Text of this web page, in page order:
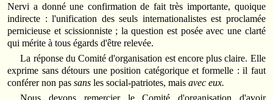
Nervi a donné une confirmation de fait très importante, quoique
indirecte : l'unification des seuls internationalistes est proclamée
pernicieuse et scissionniste ; la question est posée avec une clarté
qui mérite à tous égards d'être relevée.
La réponse du Comité d'organisation est encore plus claire. Elle
exprime sans détours une position catégorique et formelle : il faut
conférer non passans les social‑patriotes, maisavec eux.